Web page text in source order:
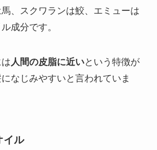
、スクワランは鮫、エミューは
成分です。
人間の皮脂に近いという特徴が
なじみやすいと言われていま
イル